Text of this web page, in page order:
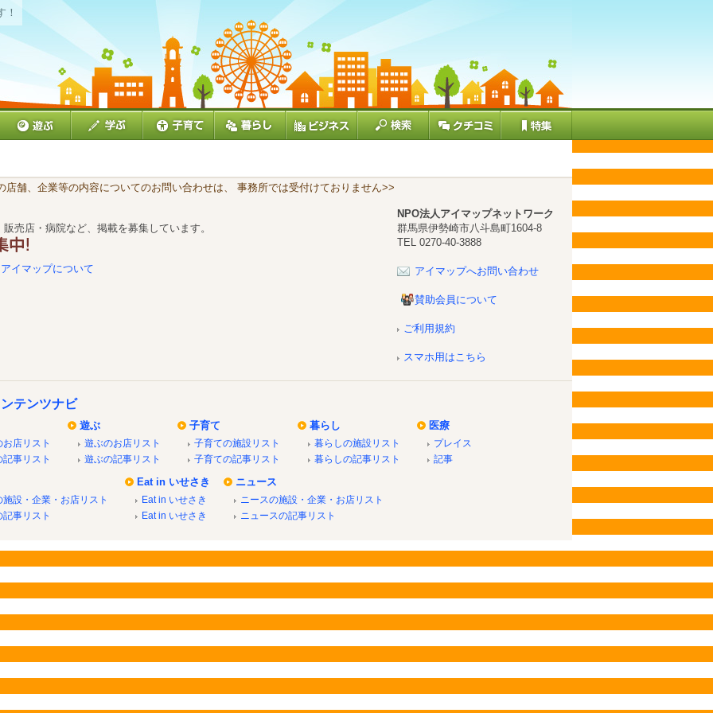
！
店舗、企業等の内容についてのお問い合わせは、 事務所では受付けておりません>>
売店・病院など、掲載を募集しています。
アイマップについて
NPO法人アイマップネットワーク
群馬県伊勢崎市八斗島町1604-8
TEL 0270-40-3888
アイマップへお問い合わせ
賛助会員について
ご利用規約
スマホ用はこちら
テンツナビ
店リスト
事リスト
遊ぶ
遊ぶのお店リスト
遊ぶの記事リスト
子育て
子育ての施設リスト
子育ての記事リスト
暮らし
暮らしの施設リスト
暮らしの記事リスト
医療
プレイス
記事
施設・企業・お店リスト
記事リスト
Eat in いせさき
Eat in いせさき
Eat in いせさき
ニュース
ニースの施設・企業・お店リスト
ニュースの記事リスト